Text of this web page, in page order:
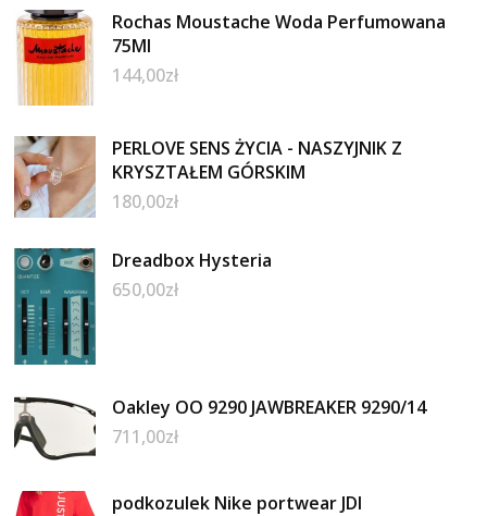
Rochas Moustache Woda Perfumowana
75Ml
144,00zł
PERLOVE SENS ŻYCIA - NASZYJNIK Z
KRYSZTAŁEM GÓRSKIM
180,00zł
Dreadbox Hysteria
650,00zł
Oakley OO 9290 JAWBREAKER 9290/14
711,00zł
podkozulek Nike portwear JDI